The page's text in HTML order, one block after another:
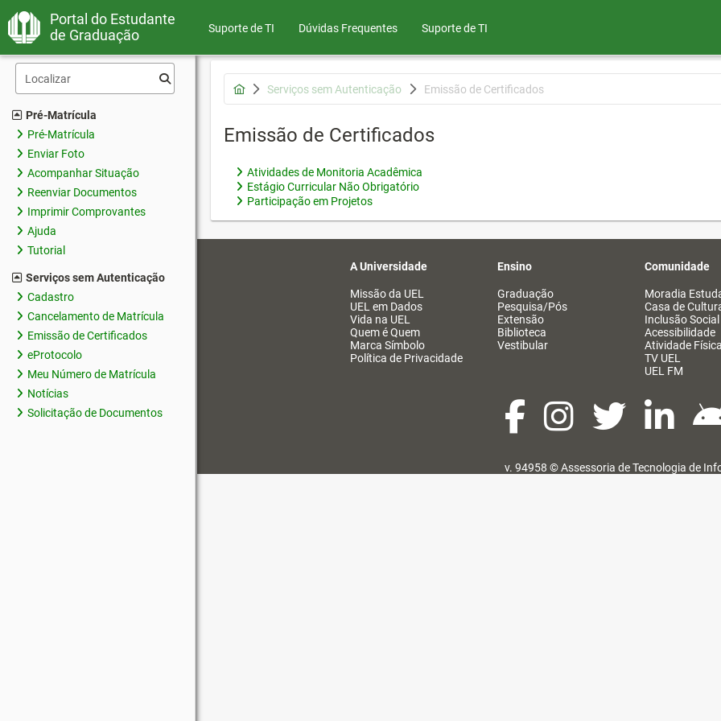
Portal do Estudante
de Graduação
Suporte de TI Dúvidas Frequentes Suporte de TI
Pré-Matrícula
Pré-Matrícula
Enviar Foto
Acompanhar Situação
Reenviar Documentos
Imprimir Comprovantes
Ajuda
Tutorial
Serviços sem Autenticação
Cadastro
Cancelamento de Matrícula
Emissão de Certificados
eProtocolo
Meu Número de Matrícula
Notícias
Solicitação de Documentos
Serviços sem Autenticação Emissão de Certificados
Emissão de Certificados
Atividades de Monitoria Acadêmica
Estágio Curricular Não Obrigatório
Participação em Projetos
A Universidade
Missão da UEL
UEL em Dados
Vida na UEL
Quem é Quem
Marca Símbolo
Política de Privacidade
Ensino
Graduação
Pesquisa/Pós
Extensão
Biblioteca
Vestibular
Comunidade
Moradia
Casa de
Inclusão Social
Acessibilidade
Atividade Física
TV UEL
UEL FM
v. 94958 ©Assessoria de Tecnologia de